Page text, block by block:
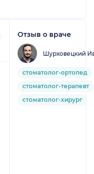
Отзыв о враче
Шурховецкий
стоматолог-ортопед
стоматолог-терапевт
стоматолог-хирург